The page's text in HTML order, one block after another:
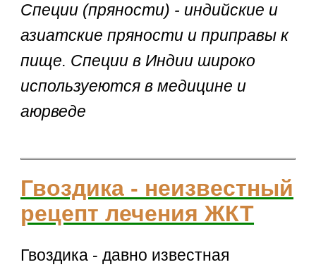
Специи (пряности) - индийские и
азиатские пряности и приправы к
пище. Специи в Индии широко
используеются в медицине и
аюрведе
Гвоздика - неизвестный
рецепт лечения ЖКТ
Гвоздика - давно известная